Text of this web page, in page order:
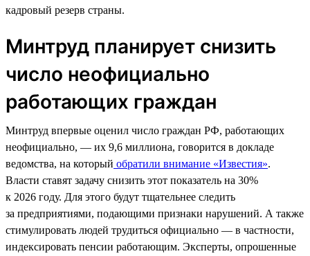
кадровый резерв страны.
Минтруд планирует снизить
число неофициально
работающих граждан
Минтруд впервые оценил число граждан РФ, работающих
неофициально, — их 9,6 миллиона, говорится в докладе
ведомства, на который обратили внимание «Известия».
Власти ставят задачу снизить этот показатель на 30%
к 2026 году. Для этого будут тщательнее следить
за предприятиями, подающими признаки нарушений. А также
стимулировать людей трудиться официально — в частности,
индексировать пенсии работающим. Эксперты, опрошенные